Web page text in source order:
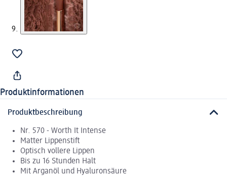
Produktinformationen
Produktbeschreibung
Nr. 570 - Worth It Intense
Matter Lippenstift
Optisch vollere Lippen
Bis zu 16 Stunden Halt
Mit Arganöl und Hyaluronsäure